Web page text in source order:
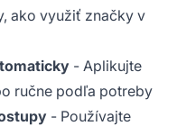
ako využiť značky v
- Aplikujte
ručne podľa potreby
- Používajte